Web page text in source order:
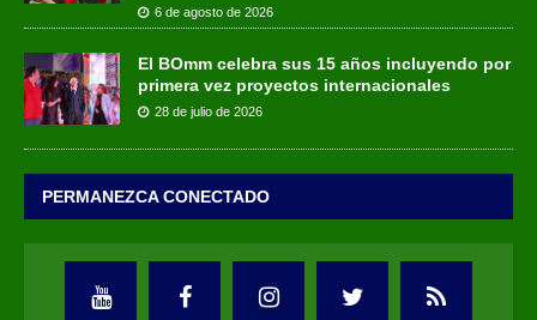
6 de agosto de 2026
El BOmm celebra sus 15 años incluyendo por
primera vez proyectos internacionales
28 de julio de 2026
PERMANEZCA CONECTADO